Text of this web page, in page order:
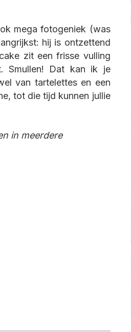
mega fotogeniek (was
hij is ontzettend
zit een frisse vulling
Smullen! Dat kan ik je
van tartelettes en een
tot die tijd kunnen jullie
in meerdere